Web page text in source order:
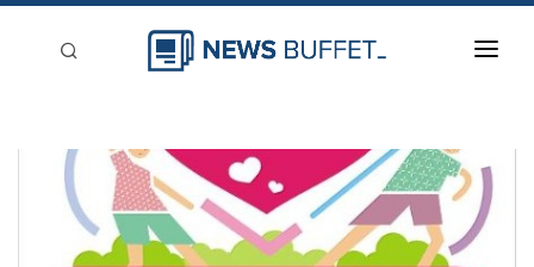
新聞稿分類
登入
刊登